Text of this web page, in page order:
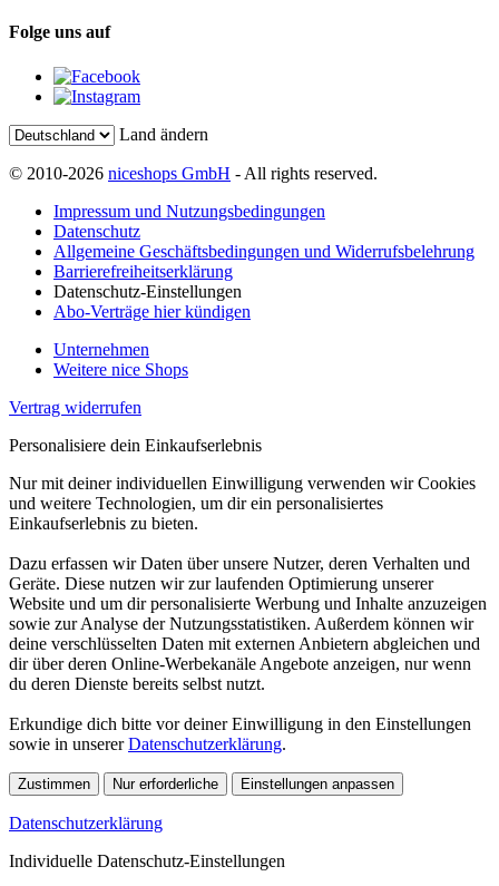
Folge uns auf
Land ändern
© 2010-2026 niceshops GmbH - All rights reserved.
Impressum und Nutzungsbedingungen
Datenschutz
Allgemeine Geschäftsbedingungen und Widerrufsbelehrung
Barrierefreiheitserklärung
Datenschutz-Einstellungen
Abo-Verträge hier kündigen
Unternehmen
Weitere nice Shops
Vertrag widerrufen
Personalisiere dein Einkaufserlebnis
Nur mit deiner individuellen Einwilligung verwenden wir Cookies
und weitere Technologien, um dir ein personalisiertes
Einkaufserlebnis zu bieten.
Dazu erfassen wir Daten über unsere Nutzer, deren Verhalten und
Geräte. Diese nutzen wir zur laufenden Optimierung unserer
Website und um dir personalisierte Werbung und Inhalte anzuzeigen
sowie zur Analyse der Nutzungsstatistiken. Außerdem können wir
deine verschlüsselten Daten mit externen Anbietern abgleichen und
dir über deren Online-Werbekanäle Angebote anzeigen, nur wenn
du deren Dienste bereits selbst nutzt.
Erkundige dich bitte vor deiner Einwilligung in den Einstellungen
sowie in unsererDatenschutzerklärung.
Zustimmen Nur erforderliche Einstellungen anpassen
Datenschutzerklärung
Individuelle Datenschutz-Einstellungen